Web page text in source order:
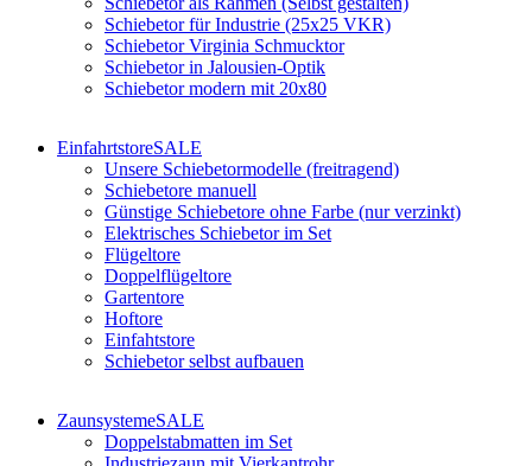
Schiebetor für Industrie (25x25 VKR)
Schiebetor Virginia Schmucktor
Schiebetor in Jalousien-Optik
Schiebetor modern mit 20x80
EinfahrtstoreSALE
Unsere Schiebetormodelle (freitragend)
Schiebetore manuell
Günstige Schiebetore ohne Farbe (nur verzinkt)
Elektrisches Schiebetor im Set
Flügeltore
Doppelflügeltore
Gartentore
Hoftore
Einfahtstore
Schiebetor selbst aufbauen
ZaunsystemeSALE
Doppelstabmatten im Set